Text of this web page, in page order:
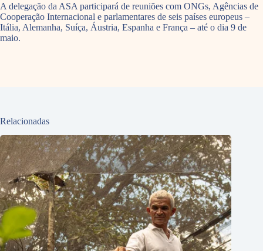
A delegação da ASA participará de reuniões com ONGs, Agências de
Cooperação Internacional e parlamentares de seis países europeus –
Itália, Alemanha, Suíça, Áustria, Espanha e França – até o dia 9 de
maio.
Relacionadas